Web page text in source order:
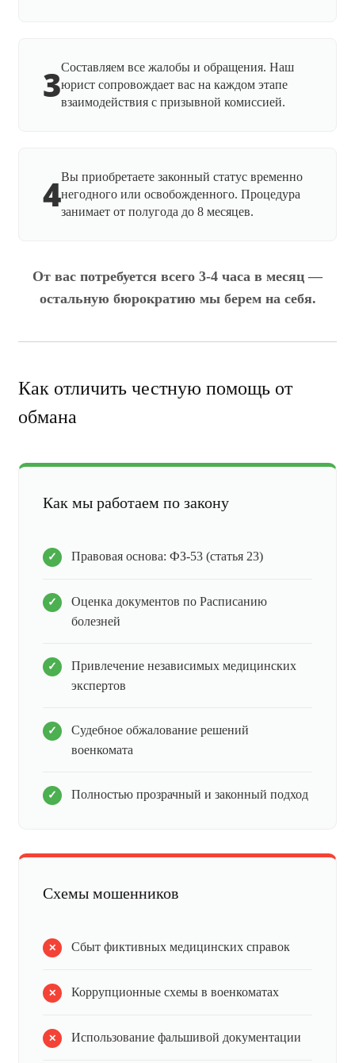
3Составляем все жалобы и обращения. Наш
юрист сопровождает вас на каждом этапе
взаимодействия с призывной комиссией.
4Вы приобретаете законный статус временно
негодного или освобожденного. Процедура
занимает от полугода до 8 месяцев.
От вас потребуется всего 3-4 часа в месяц —
остальную бюрократию мы берем на себя.
Как отличить честную помощь от
обмана
Как мы работаем по закону
Правовая основа: ФЗ-53 (статья 23)
Оценка документов по Расписанию
болезней
Привлечение независимых медицинских
экспертов
Судебное обжалование решений
военкомата
Полностью прозрачный и законный подход
Схемы мошенников
Сбыт фиктивных медицинских справок
Коррупционные схемы в военкоматах
Использование фальшивой документации